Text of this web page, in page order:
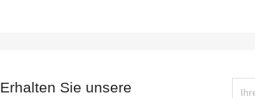
Erhalten Sie unsere